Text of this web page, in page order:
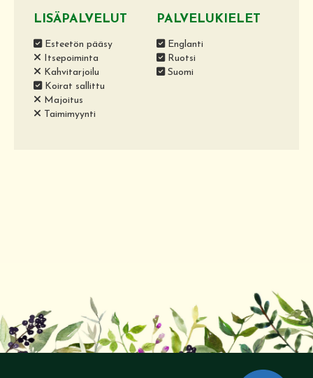
LISÄPALVELUT
Esteetön pääsy
Itsepoiminta
Kahvitarjoilu
Koirat sallittu
Majoitus
Taimimyynti
PALVELUKIELET
Englanti
Ruotsi
Suomi